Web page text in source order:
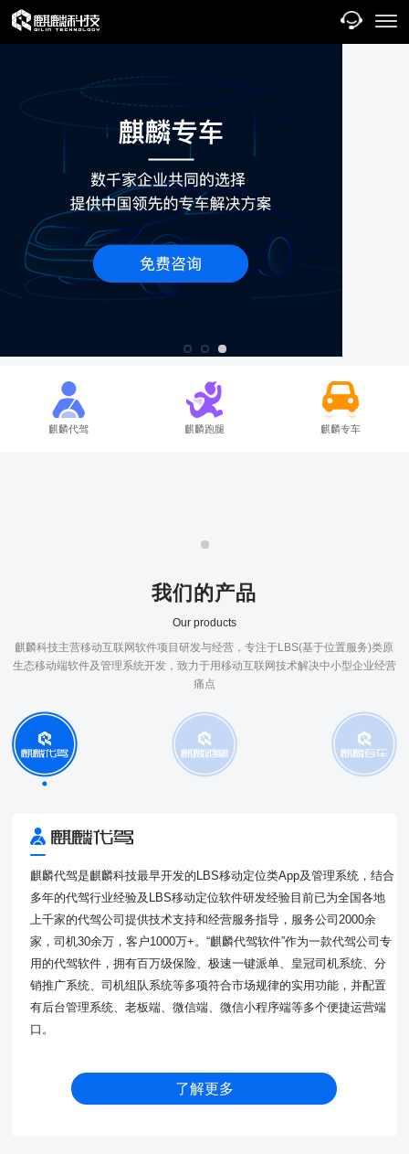
麒麟代驾 麒麟跑腿 麒麟专车
我们的产品
Our products
麒麟科技主营移动互联网软件项目研发与经营，专注于LBS(基于位置服务)类原
生态移动端软件及管理系统开发，致力于用移动互联网技术解决中小型企业经营
痛点
麒麟代驾是麒麟科技最早开发的LBS移动定位类App及管理系统，结合
多年的代驾行业经验及LBS移动定位软件研发经验目前已为全国各地
上千家的代驾公司提供技术支持和经营服务指导，服务公司2000余
家，司机30余万，客户1000万+。“麒麟代驾软件”作为一款代驾公司专
用的代驾软件，拥有百万级保险、极速一键派单、皇冠司机系统、分
销推广系统、司机组队系统等多项符合市场规律的实用功能，并配置
有后台管理系统、老板端、微信端、微信小程序端等多个便捷运营端
口。
了解更多